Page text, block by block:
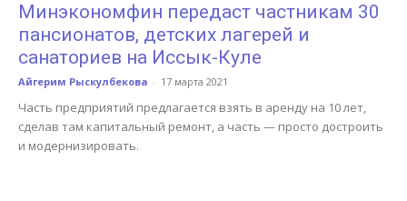
Минэкономфин передаст частникам 30
пансионатов, детских лагерей и
санаториев на Иссык-Куле
Айгерим Рыскулбекова - 17 марта 2021
Часть предприятий предлагается взять в аренду на 10 лет,
сделав там капитальный ремонт, а часть — просто достроить
и модернизировать.